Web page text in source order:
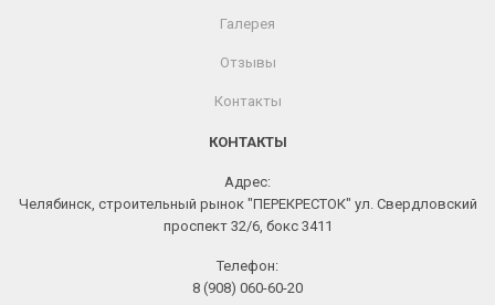
Галерея
Отзывы
Контакты
КОНТАКТЫ
Адрес:
Челябинск, строительный рынок "ПЕРЕКРЕСТОК" ул. Свердловский
проспект 32/6, бокс 3411
Телефон:
8 (908) 060-60-20